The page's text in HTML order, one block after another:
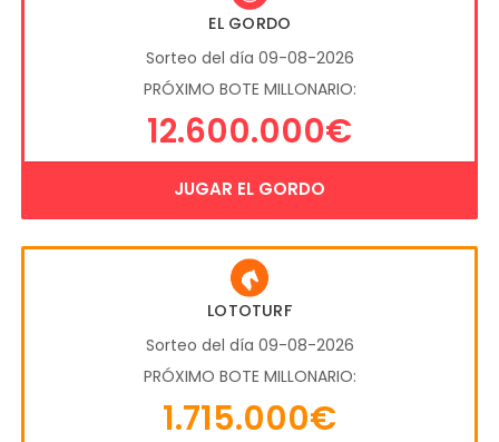
EL GORDO
Sorteo del día 09-08-2026
PRÓXIMO BOTE MILLONARIO:
12.600.000€
JUGAR EL GORDO
LOTOTURF
Sorteo del día 09-08-2026
PRÓXIMO BOTE MILLONARIO:
1.715.000€